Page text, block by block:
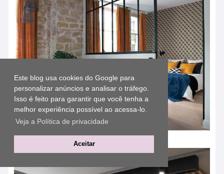
Este blog usa cookies do Google para
personalizar anúncios e analisar o tráfego.
Isso é feito para garantir que você tenha a
melhor experiência possível ao acessa-lo.
Veja a Política de privacidade
Aceitar